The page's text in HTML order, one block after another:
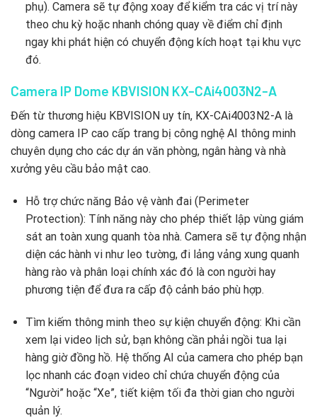
phụ). Camera sẽ tự động xoay để kiểm tra các vị trí này
theo chu kỳ hoặc nhanh chóng quay về điểm chỉ định
ngay khi phát hiện có chuyển động kích hoạt tại khu vực
đó.
Camera IP Dome KBVISION KX-CAi4003N2-A
Đến từ thương hiệu KBVISION uy tín, KX-CAi4003N2-A là
dòng camera IP cao cấp trang bị công nghệ AI thông minh
chuyên dụng cho các dự án văn phòng, ngân hàng và nhà
xưởng yêu cầu bảo mật cao.
Hỗ trợ chức năng Bảo vệ vành đai (Perimeter
Protection): Tính năng này cho phép thiết lập vùng giám
sát an toàn xung quanh tòa nhà. Camera sẽ tự động nhận
diện các hành vi như leo tường,đi lảng vảng xung quanh
hàng rào và phân loại chính xác đó là con người hay
phương tiện để đưa ra cấp độ cảnh báo phù hợp.
Tìm kiếm thông minh theo sự kiện chuyển động: Khi cần
xem lại video lịch sử,bạn không cần phải ngồi tua lại
hàng giờ đồng hồ. Hệ thống AI của camera cho phép bạn
lọc nhanh các đoạn video chỉ chứa chuyển động của
“Người” hoặc “Xe”,tiết kiệm tối đa thời gian cho người
quản lý.